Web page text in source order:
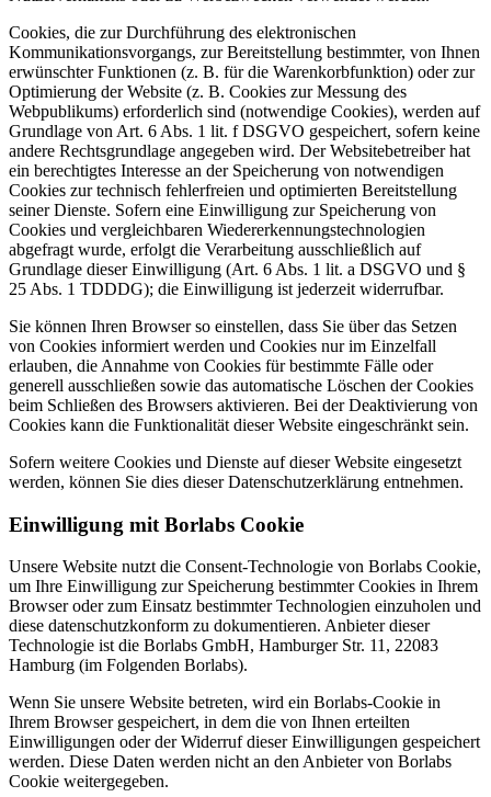
Cookies, die zur Durchführung des elektronischen
Kommunikationsvorgangs, zur Bereitstellung bestimmter, von Ihnen
erwünschter Funktionen (z. B. für die Warenkorbfunktion) oder zur
Optimierung der Website (z. B. Cookies zur Messung des
Webpublikums) erforderlich sind (notwendige Cookies), werden auf
Grundlage von Art. 6 Abs. 1 lit. f DSGVO gespeichert, sofern keine
andere Rechtsgrundlage angegeben wird. Der Websitebetreiber hat
ein berechtigtes Interesse an der Speicherung von notwendigen
Cookies zur technisch fehlerfreien und optimierten Bereitstellung
seiner Dienste. Sofern eine Einwilligung zur Speicherung von
Cookies und vergleichbaren Wiedererkennungstechnologien
abgefragt wurde, erfolgt die Verarbeitung ausschließlich auf
Grundlage dieser Einwilligung (Art. 6 Abs. 1 lit. a DSGVO und §
25 Abs. 1 TDDDG); die Einwilligung ist jederzeit widerrufbar.
Sie können Ihren Browser so einstellen, dass Sie über das Setzen
von Cookies informiert werden und Cookies nur im Einzelfall
erlauben, die Annahme von Cookies für bestimmte Fälle oder
generell ausschließen sowie das automatische Löschen der Cookies
beim Schließen des Browsers aktivieren. Bei der Deaktivierung von
Cookies kann die Funktionalität dieser Website eingeschränkt sein.
Sofern weitere Cookies und Dienste auf dieser Website eingesetzt
werden, können Sie dies dieser Datenschutzerklärung entnehmen.
Einwilligung mit Borlabs Cookie
Unsere Website nutzt die Consent-Technologie von Borlabs Cookie,
um Ihre Einwilligung zur Speicherung bestimmter Cookies in Ihrem
Browser oder zum Einsatz bestimmter Technologien einzuholen und
diese datenschutzkonform zu dokumentieren. Anbieter dieser
Technologie ist die Borlabs GmbH, Hamburger Str. 11, 22083
Hamburg (im Folgenden Borlabs).
Wenn Sie unsere Website betreten, wird ein Borlabs-Cookie in
Ihrem Browser gespeichert, in dem die von Ihnen erteilten
Einwilligungen oder der Widerruf dieser Einwilligungen gespeichert
werden. Diese Daten werden nicht an den Anbieter von Borlabs
Cookie weitergegeben.